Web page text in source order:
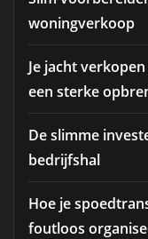
woningverkoop
Je jacht
een sterke
De slimme
bedrijfshal
Hoe je
foutloos